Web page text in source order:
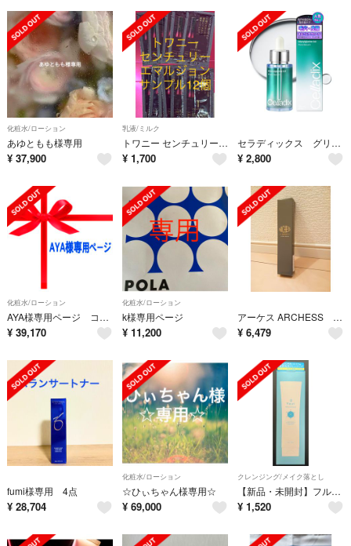
化粧水/ローション
あゆともも様専用
¥ 37,900
乳液/ミルク
トワニー センチュリー ジ・エマルジョンa SP サンプル１２個
¥ 1,700
セラディックス グリシルグリシン3.0ポアセラム 30ml
¥ 2,800
化粧水/ローション
AYA様専用ページ コスメデコルテ
¥ 39,170
化粧水/ローション
k様専用ページ
¥ 11,200
アーケス ARCHESS オリジン コアクリーム 22g
¥ 6,479
fumi様専用 4点
¥ 28,704
化粧水/ローション
☆ひぃちゃん様専用☆
¥ 69,000
クレンジング/メイク落とし
【新品・未開封】フルリ Fleuri クリアクレンジングジェル 150ml
¥ 1,520